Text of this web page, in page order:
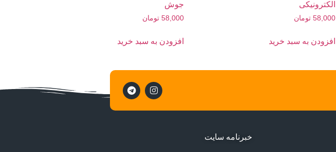
الکترونیکی
58,000 تومان
افزودن به سبد خرید
جوش
58,000 تومان
افزودن به سبد خرید
خبرنامه سایت